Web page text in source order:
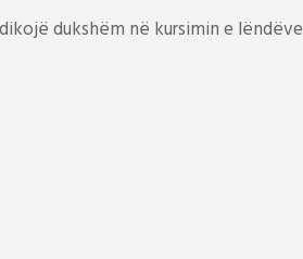
dukshëm në kursimin e lëndëve